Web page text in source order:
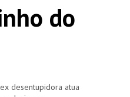
do
desentupidora atua